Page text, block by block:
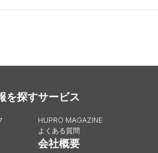
を探すサービス
HUPRO MAGAZINE
よくある質問
会社概要